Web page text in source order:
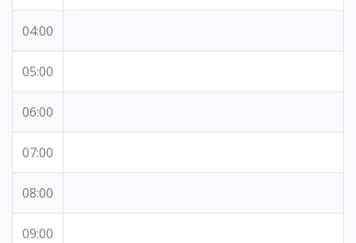
04:00
05:00
06:00
07:00
08:00
09:00